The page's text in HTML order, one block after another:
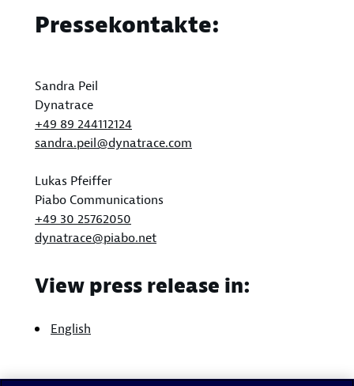
Pressekontakte:
Sandra Peil
Dynatrace
+49 89 244112124
sandra.peil@dynatrace.com
Lukas Pfeiffer
Piabo Communications
+49 30 25762050
dynatrace@piabo.net
View press release in:
English